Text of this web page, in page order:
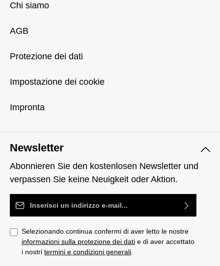
Newsletter
Abonnieren Sie den kostenlosen Newsletter und
verpassen Sie keine Neuigkeit oder Aktion.
Indirizzo e-mail*
Selezionando continua confermi di aver letto le nostre
informazioni sulla protezione dei dati e di aver accettato
i nostri termini e condizioni generali.
Chi siamo
AGB
Protezione dei dati
Impostazione dei cookie
Impronta